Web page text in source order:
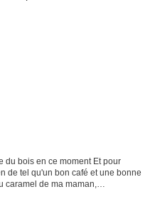
du bois en ce moment Et pour
de tel qu'un bon café et une bonne
caramel de ma maman,